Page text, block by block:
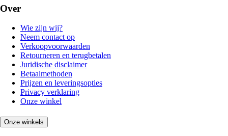
Over
Wie zijn wij?
Neem contact op
Verkoopvoorwaarden
Retourneren en terugbetalen
Juridische disclaimer
Betaalmethoden
Prijzen en leveringsopties
Privacy verklaring
Onze winkel
Onze winkels